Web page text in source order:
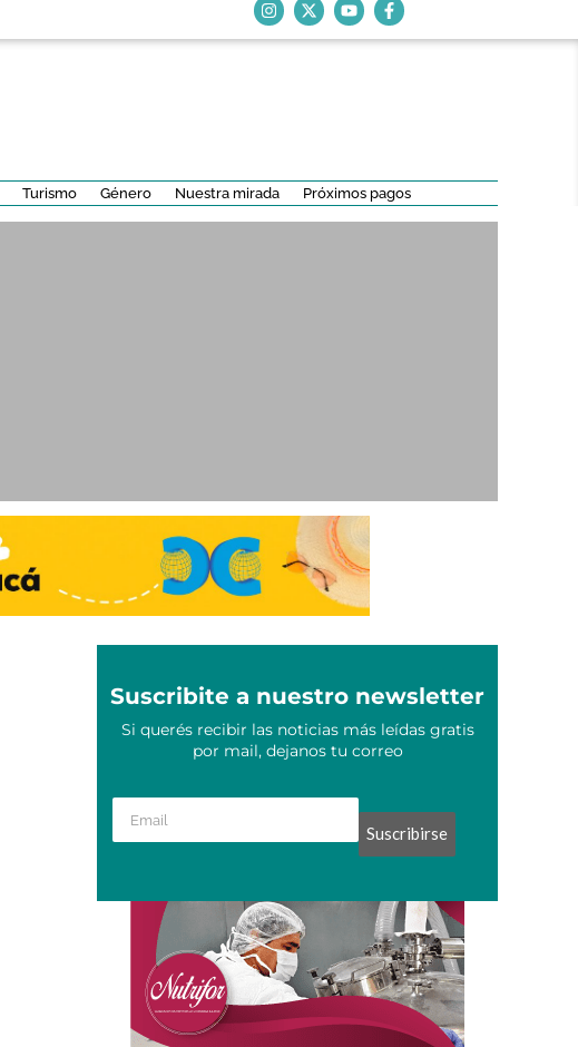
Turismo Género Nuestra mirada Próximos pagos
Suscribite a nuestro newsletter
Si querés recibir las noticias más leídas gratis
por mail, dejanos tu correo
Suscribirse